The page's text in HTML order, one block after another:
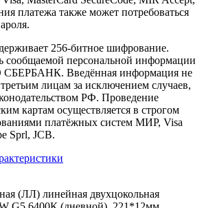
платежа также может потребоваться
256-битное шифрование.
сообщаемой персональной информации
СБЕРБАНК. Введённая информация не
третьим лицам за исключением случаев,
РФ. Проведение
картам осуществляется в строгом
платёжных систем МИР, Visa
Sprl, JCB.
(ЛЛ) линейная двухцокольная